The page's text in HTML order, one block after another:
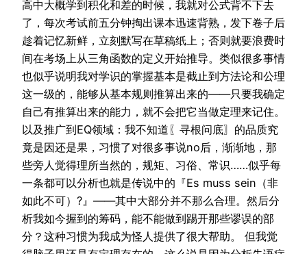
高中大概学到积化和差的时候，我就对公式背不下去
了，每次考试前五分钟掏出课本迅速背熟，发下卷子后
趁着记忆新鲜，立刻默写在草稿纸上；否则就要浪费时
间在考场上从三角函数的定义开始推导。类似很多事情
也似乎说明我对学识的掌握基本是截止到方法论和公理
这一级的，能够从基本规则推算出来的——只要我确定
自己有推算出来的能力，就不会把它当做定理来记住。
以及推广到EQ领域：我不知道〖寻根问底〗的品质究
竟是因还是果，习惯了对很多事说no后，渐渐地，那
些旁人觉得理所当然的，规矩、习俗、常识……似乎每
一条都可以分析也就是传说中的『Es muss sein（非
如此不可）?』——其中大部分并不那么合理。然后分
析我如今握到的筹码，能不能做到踢开那些谬误的部
分？这种习惯为我成为怪人提供了很大帮助。 但我觉